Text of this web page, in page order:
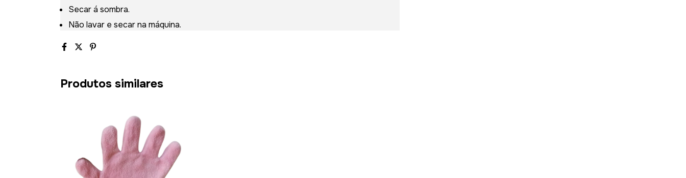
Secar á sombra.
Não lavar e secar na máquina.
Produtos similares